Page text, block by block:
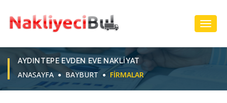
AYDINTEPE EVDEN EVE NAKLIYAT
ANASAYFA BAYBURT FIRMALAR